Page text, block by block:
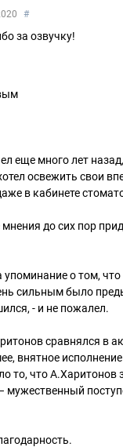
#
за озвучку!
еще много лет
освежить свои
в кабинете
до сих пор
упоминание о том,
сильным было
- и не пожалел.
сравнялся в
внятное
то, что